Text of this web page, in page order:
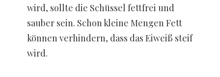
wird, sollte die Schüssel fettfrei und
sauber sein. Schon kleine Mengen Fett
können verhindern, dass das Eiweiß steif
wird.